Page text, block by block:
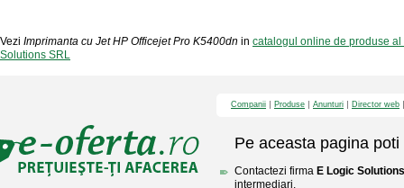
Vezi Imprimanta cu Jet HP Officejet Pro K5400dn in catalogul online de produse
Solutions SRL
Companii Produse Anunturi Director web
Pe aceasta pagina poti
Contactezi firma E Logic
intermediari.